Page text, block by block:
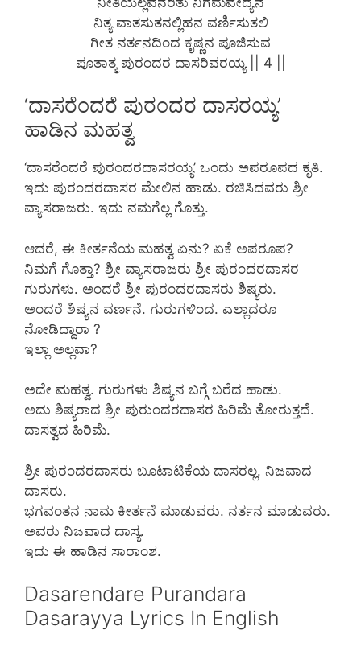
ನಿತ್ಯ ವಾತಸುತನಲ್ಲಿಹನ ವರ್ಣಿಸುತಲಿ
ಗೀತ ನರ್ತನದಿಂದ ಕೃಷ್ಣನ ಪೂಜಿಸುವ
ಪೂತಾತ್ಮ ಪುರಂದರ ದಾಸರಿವರಯ್ಯ || 4 ||
‘ದಾಸರೆಂದರೆ ಪುರಂದರ ದಾಸರಯ್ಯ’
ಹಾಡಿನ ಮಹತ್ವ
‘ದಾಸರೆಂದರೆ ಪುರಂದರದಾಸರಯ್ಯ’ ಒಂದು ಅಪರೂಪದ ಕೃತಿ.
ಇದು ಪುರಂದರದಾಸರ ಮೇಲಿನ ಹಾಡು. ರಚಿಸಿದವರು ಶ್ರೀ
ವ್ಯಾಸರಾಜರು. ಇದು ನಮಗೆಲ್ಲ ಗೊತ್ತು.
ಆದರೆ, ಈ ಕೀರ್ತನೆಯ ಮಹತ್ವ ಏನು? ಏಕೆ ಅಪರೂಪ?
ನಿಮಗೆ ಗೊತ್ತಾ? ಶ್ರೀ ವ್ಯಾಸರಾಜರು ಶ್ರೀ ಪುರಂದರದಾಸರ
ಗುರುಗಳು. ಅಂದರೆ ಶ್ರೀ ಪುರಂದರದಾಸರು ಶಿಷ್ಯರು.
ಅಂದರೆ ಶಿಷ್ಯನ ವರ್ಣನೆ. ಗುರುಗಳಿಂದ. ಎಲ್ಲಾದರೂ
ನೋಡಿದ್ದಾರಾ ?
ಇಲ್ಲಾ ಅಲ್ಲವಾ?
ಅದೇ ಮಹತ್ವ. ಗುರುಗಳು ಶಿಷ್ಯನ ಬಗ್ಗೆ ಬರೆದ ಹಾಡು.
ಅದು ಶಿಷ್ಯರಾದ ಶ್ರೀ ಪುರುಂದರದಾಸರ ಹಿರಿಮೆ ತೋರುತ್ತದೆ.
ದಾಸತ್ವದ ಹಿರಿಮೆ.
ಶ್ರೀ ಪುರಂದರದಾಸರು ಬೂಟಾಟಿಕೆಯ ದಾಸರಲ್ಲ. ನಿಜವಾದ
ದಾಸರು.
ಭಗವಂತನ ನಾಮ ಕೀರ್ತನೆ ಮಾಡುವರು. ನರ್ತನ ಮಾಡುವರು.
ಅವರು ನಿಜವಾದ ದಾಸ್ಯ.
ಇದು ಈ ಹಾಡಿನ ಸಾರಾಂಶ.
Dasarendare Purandara
Dasarayya Lyrics In English